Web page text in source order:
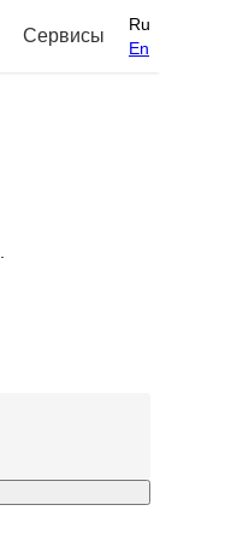
Сервисы
Ru
En